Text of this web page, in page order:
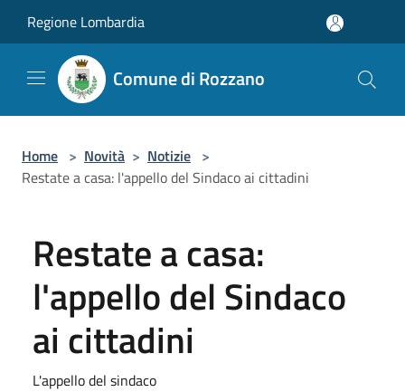
Regione Lombardia
Comune di Rozzano
Home > Novità > Notizie >
Restate a casa: l'appello del Sindaco ai cittadini
Restate a casa:
l'appello del Sindaco
ai cittadini
L'appello del sindaco